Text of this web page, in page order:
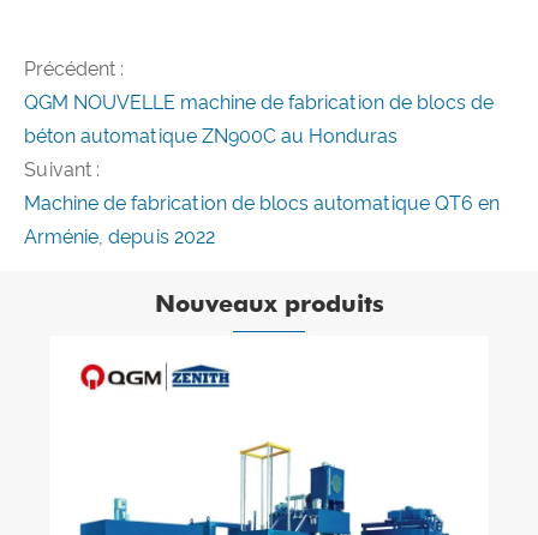
Précédent :
QGM NOUVELLE machine de fabrication de blocs de
béton automatique ZN900C au Honduras
Suivant :
Machine de fabrication de blocs automatique QT6 en
Arménie, depuis 2022
Nouveaux produits